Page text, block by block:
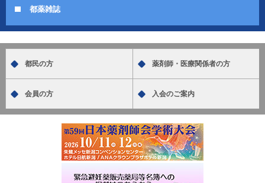
都薬雑誌
都民の方 薬剤師・医療関係者の方
会員の方 入会のご案内